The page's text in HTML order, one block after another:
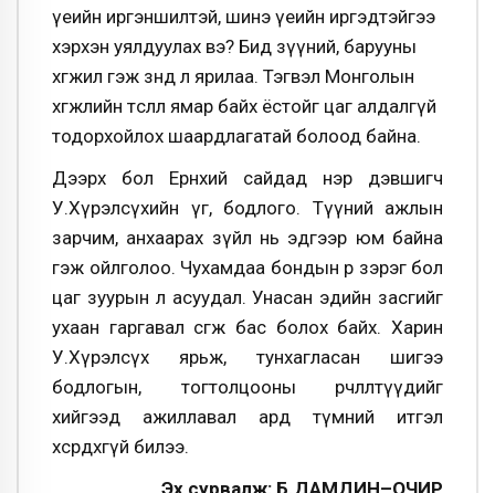
үеийн иргэншилтэй, шинэ үеийн иргэдтэйгээ
хэрхэн уялдуулах вэ? Бид зүүний, барууны
хөгжил гэж зөндөө л ярилаа. Тэгвэл Монголын
хөгжлийн төсөөлөл ямар байх ёстойг цаг алдалгүй
тодорхойлох шаардлагатай болоод байна.
Дээрх бол Ерөнхий сайдад нэр дэвшигч
У.Хүрэлсүхийн үг, бодлого. Түүний ажлын
зарчим, анхаарах зүйл нь эдгээр юм байна
гэж ойлголоо. Чухамдаа бондын өр зэрэг бол
цаг зуурын л асуудал. Унасан эдийн засгийг
ухаан гаргавал өсгөж бас болох байх. Харин
У.Хүрэлсүх ярьж, тунхагласан шигээ
бодлогын, тогтолцооны өөрчлөлтүүдийг
хийгээд ажиллавал ард түмний итгэл
хөсөрдөхгүй билээ.
Эх сурвалж: Б.ДАМДИН–ОЧИР